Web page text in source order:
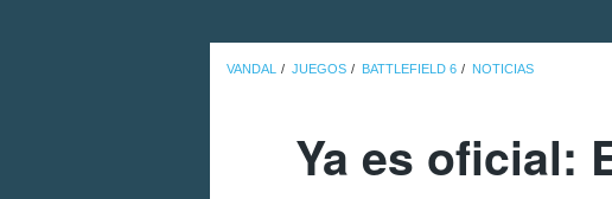
VANDAL JUEGOS BATTLEFIELD 6 NOTICIAS
Ya es oficial: